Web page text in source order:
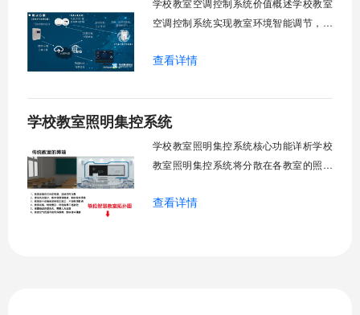
空调控制系统实现教室环境智能调节，提
管理全校空调设备，远程监控运行状态，
警。管理人员通过平台统一管控，减少人
工巡检工作量，延长设备使用寿命，节约
查看详情
学校教室照明集控系统
学校教室照明集控系统核心功能详析学校
教室照明集控系统将分散在各教室的照明
关、按需调光、定时策略、能耗监测、故
查看详情